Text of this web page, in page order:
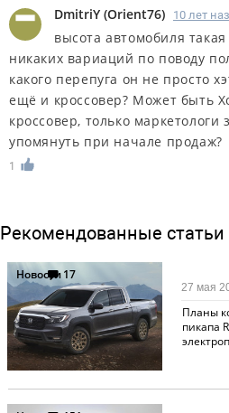
DmitriY (Orient76) 10 лет
высота автомобиля
никаких вариаций по поводу
какого перепуга он не просто
ещё и кроссовер? Может быть
кроссовер, только маркетологи
упомянуть при начале продаж?
1
Рекомендованные статьи
Новости17
Планы
пикапа
27 мая